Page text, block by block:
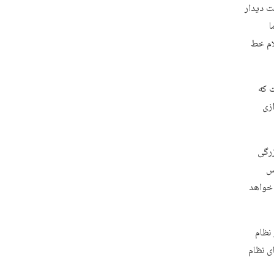
دیدار
خط
که
نظام